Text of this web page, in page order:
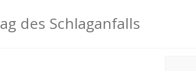
des Schlaganfalls